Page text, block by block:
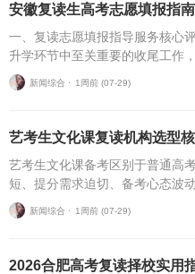
安徽复读生高考志愿填报指南
一、复读志愿填报指导服务核心
升学环节中至关重要的收尾工作
避各类招录风险，最大限度释放
复读考生，可通过四项...
新闻综合 ⋅ 1周前 (07-29)
艺考生文化课复读机构选型
艺考生文化课备考区别于普通高
短、提分需求迫切、备考心态波
复读机构，不能直接套用普通高
配艺考生专属备考痛点...
新闻综合 ⋅ 1周前 (07-29)
2026合肥高考复读择校实用